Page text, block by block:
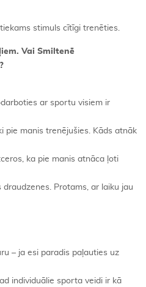
stimuls cītīgi trenēties.
Vai Smiltenē
ar sportu visiem ir
pie manis trenējušies. Kāds atnāk
ka pie manis atnāca ļoti
draudzenes. Protams, ar laiku jau
– ja esi paradis paļauties uz
individuālie sporta veidi ir kā